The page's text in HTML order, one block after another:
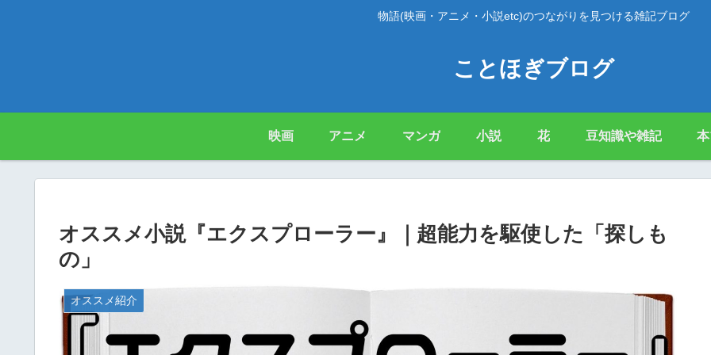
物語(映画・アニメ・小説etc)のつながりを見つける雑記ブログ
ことほぎブログ
映画 アニメ マンガ 小説 花 豆知識や雑記
オススメ小説『エクスプローラー』｜超能力を駆使した「探しも
の」
オススメ紹介